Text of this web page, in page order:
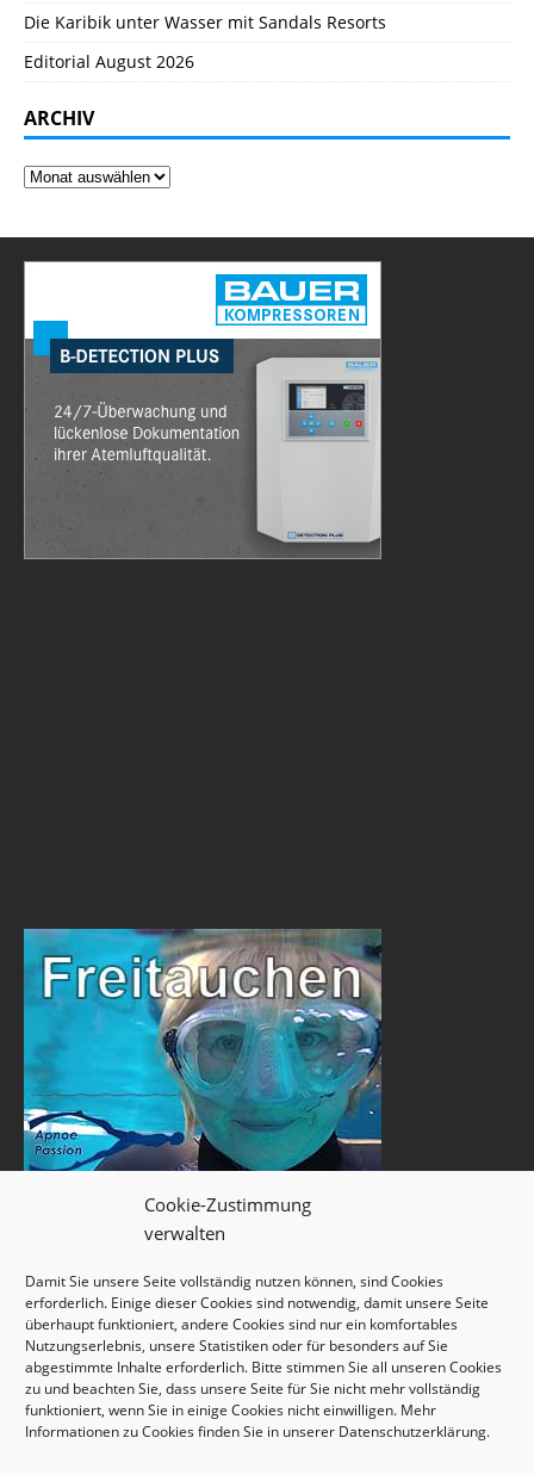
Cookie-Zustimmung
verwalten
Damit Sie unsere Seite vollständig nutzen können, sind Cookies
erforderlich. Einige dieser Cookies sind notwendig, damit unsere Seite
überhaupt funktioniert, andere Cookies sind nur ein komfortables
Nutzungserlebnis, unsere Statistiken oder für besonders auf Sie
abgestimmte Inhalte erforderlich. Bitte stimmen Sie all unseren Cookies
zu und beachten Sie, dass unsere Seite für Sie nicht mehr vollständig
funktioniert, wenn Sie in einige Cookies nicht einwilligen. Mehr
Informationen zu Cookies finden Sie in unserer Datenschutzerklärung.
Die Karibik unter Wasser mit Sandals Resorts
Editorial August 2026
ARCHIV